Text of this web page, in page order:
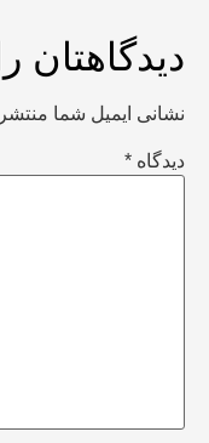
دیدگاهتان
نشانی ایمیل شما
دیدگاه *